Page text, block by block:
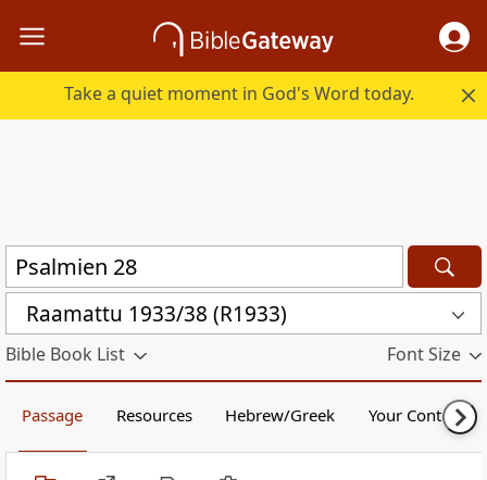
Take a quiet moment in God's Word today.
Raamattu 1933/38 (R1933)
Bible Book List Font Size
Passage Resources Hebrew/Greek Your Content